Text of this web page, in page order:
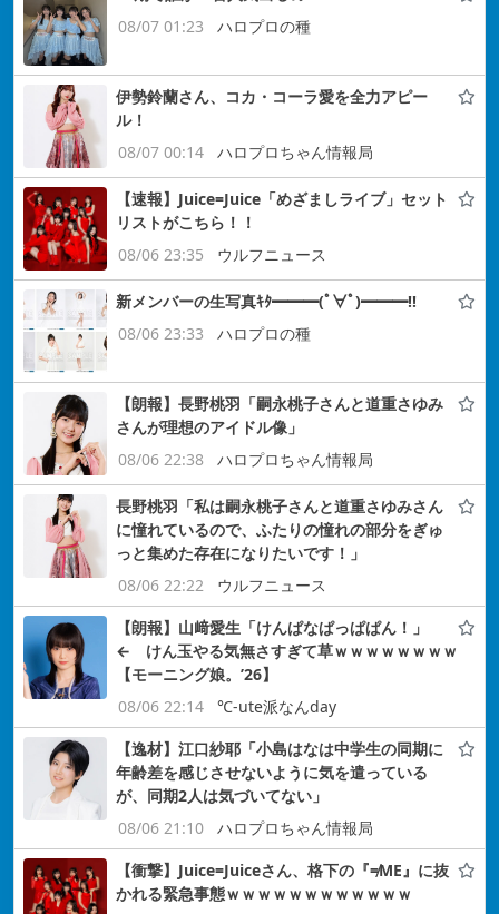
08/07 01:23
ハロプロの種
伊勢鈴蘭さん、コカ・コーラ愛を全力アピー
ル！
08/07 00:14
ハロプロちゃん情報局
【速報】Juice=Juice「めざましライブ」セット
リストがこちら！！
08/06 23:35
ウルフニュース
新メンバーの生写真ｷﾀ━━━(ﾟ∀ﾟ)━━━!!
08/06 23:33
ハロプロの種
【朗報】長野桃羽「嗣永桃子さんと道重さゆみ
さんが理想のアイドル像」
08/06 22:38
ハロプロちゃん情報局
長野桃羽「私は嗣永桃子さんと道重さゆみさん
に憧れているので、ふたりの憧れの部分をぎゅ
っと集めた存在になりたいです！」
08/06 22:22
ウルフニュース
【朗報】山﨑愛生「けんぱなぱっぱぱん！」
← けん玉やる気無さすぎて草ｗｗｗｗｗｗｗｗ
【モーニング娘。’26】
08/06 22:14
℃-ute派なんday
【逸材】江口紗耶「小島はなは中学生の同期に
年齢差を感じさせないように気を遣っている
が、同期2人は気づいてない」
08/06 21:10
ハロプロちゃん情報局
【衝撃】Juice=Juiceさん、格下の『≠ME』に抜
かれる緊急事態ｗｗｗｗｗｗｗｗｗｗｗｗ